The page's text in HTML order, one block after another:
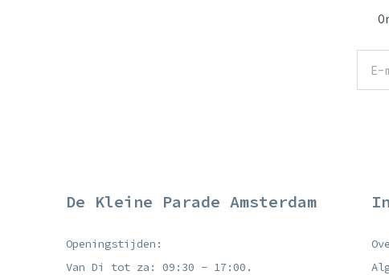
De Kleine Parade Amsterdam
Openingstijden:
Van Di tot za: 09:30 - 17:00.